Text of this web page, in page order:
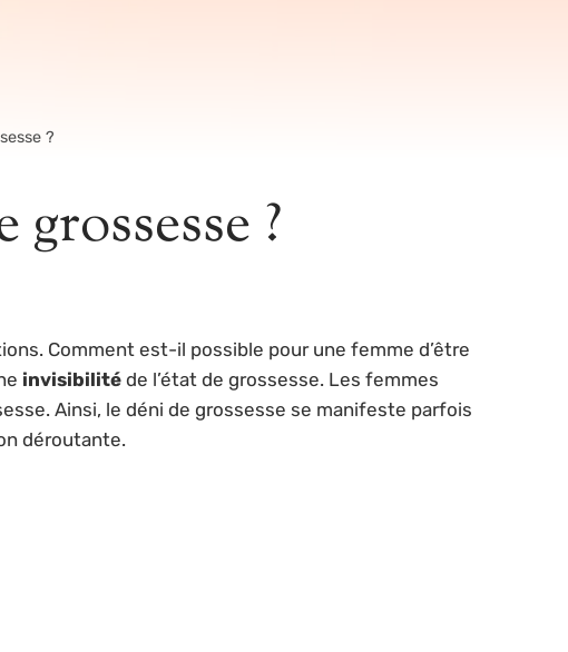
?
?
Comment est-il possible pour une femme d’être
invisibilité de l’état de grossesse. Les femmes
Ainsi, le déni de grossesse se manifeste parfois
déroutante.